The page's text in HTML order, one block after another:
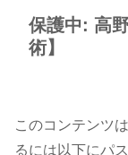
保護中: 高
術】
このコンテンツ
るには以下にパ